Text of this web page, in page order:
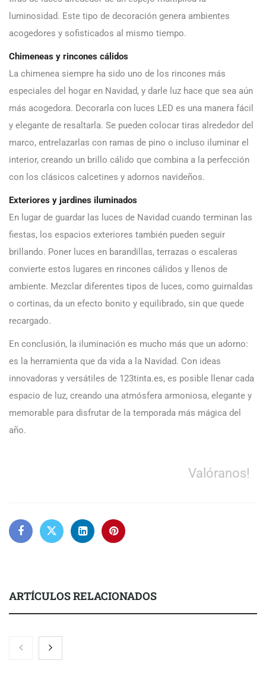
luminosidad. Este tipo de decoración genera ambientes
acogedores y sofisticados al mismo tiempo.
Chimeneas y rincones cálidos
La chimenea siempre ha sido uno de los rincones más
especiales del hogar en Navidad, y darle luz hace que sea aún
más acogedora. Decorarla con luces LED es una manera fácil
y elegante de resaltarla. Se pueden colocar tiras alrededor del
marco, entrelazarlas con ramas de pino o incluso iluminar el
interior, creando un brillo cálido que combina a la perfección
con los clásicos calcetines y adornos navideños.
Exteriores y jardines iluminados
En lugar de guardar las luces de Navidad cuando terminan las
fiestas, los espacios exteriores también pueden seguir
brillando. Poner luces en barandillas, terrazas o escaleras
convierte estos lugares en rincones cálidos y llenos de
ambiente. Mezclar diferentes tipos de luces, como guirnaldas
o cortinas, da un efecto bonito y equilibrado, sin que quede
recargado.
En conclusión, la iluminación es mucho más que un adorno:
es la herramienta que da vida a la Navidad. Con ideas
innovadoras y versátiles de 123tinta.es, es posible llenar cada
espacio de luz, creando una atmósfera armoniosa, elegante y
memorable para disfrutar de la temporada más mágica del
año.
Valóranos!
ARTÍCULOS RELACIONADOS
Nicols presenta seis modelos de anillos de compromiso para el
eclipse solar del 12 de agosto